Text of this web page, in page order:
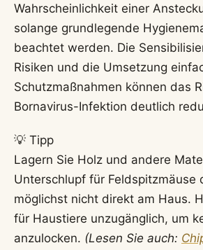
Wahrscheinlichkeit einer
solange grundlegende
beachtet werden. Die
Risiken und die Umsetzung
Schutzmaßnahmen können das
Bornavirus-Infektion deutlich
💡 Tipp
Lagern Sie Holz und andere
Unterschlupf für Feldspitzmäuse
möglichst nicht direkt am Haus.
für Haustiere unzugänglich, um
anzulocken. (Lesen Sie auch: